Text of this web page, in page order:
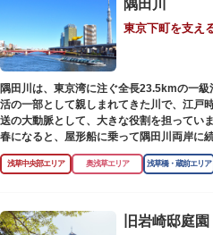
隅田川
東京下町を支え
隅田川は、東京湾に注ぐ全長23.5kmの一
活の一部として親しまれてきた川で、江戸
送の大動脈として、大きな役割を担っていま
春になると、屋形船に乗って隅田川両岸に
東京スカイツリーとのコラボレーションも
た、毎年7月の最終土曜日に開催される「隅
川沿いには「隅田川テラス」と呼ばれる遊
浅草中央部エリア 奥浅草エリア 浅草橋・蔵前エリア
旧岩崎邸庭園